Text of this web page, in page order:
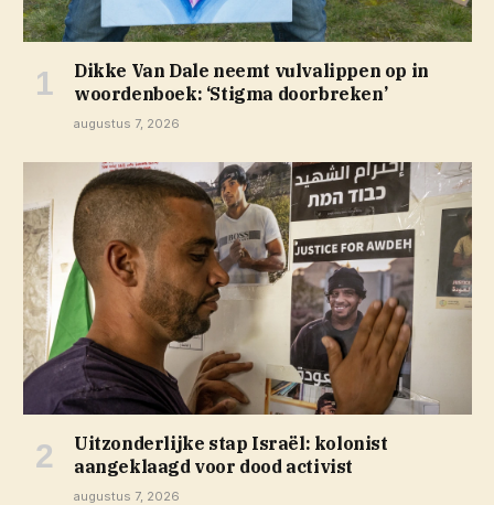
Dikke Van Dale neemt vulvalippen op in
woordenboek: ‘Stigma doorbreken’
augustus 7, 2026
Uitzonderlijke stap Israël: kolonist
aangeklaagd voor dood activist
augustus 7, 2026